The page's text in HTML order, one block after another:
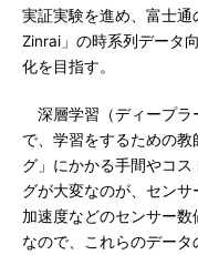
実証実験を進め、富士
Zinrai」の時系列データ
化を目指す。
深層学習（ディープラ
で、学習をするための
グ」にかかる手間やコ
グが大変なのが、セン
加速度などのセンサー
なので、これらのデー